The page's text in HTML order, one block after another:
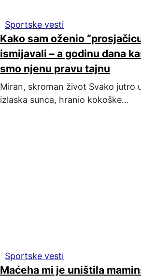
Sportske vesti
Kako sam oženio
ismijavali – a godinu dana
smo njenu pravu tajnu
Miran, skroman život Svako jutro
izlaska sunca, hranio kokoške...
Sportske vesti
Maćeha mi je uništila